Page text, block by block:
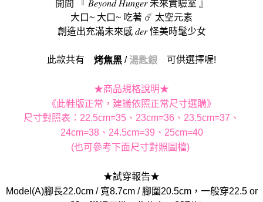
開間 『 𝐵𝑒𝑦𝑜𝑛𝑑 𝐻𝑢𝑛𝑔𝑒𝑟 未來實驗室 』
大口~ 大口~ 吃著 ☄️ 太空元素
創造出充滿未來感 𝑑𝑒𝑟 怪美時髦少女
此款共有 烤焦黑 / 湯匙銀 可供選擇喔!
★商品規格說明★
《此鞋版正常，建議依照正常尺寸選購》
尺寸對照表：22.5cm=35、23cm=36、23.5cm=37、
24cm=38、24.5cm=39、25cm=40
(也可參考下面尺寸對照圖檔)
★試穿報告★
Model(A)腳長22.0cm / 寬8.7cm / 腳圍20.5cm，一般穿22.5 or